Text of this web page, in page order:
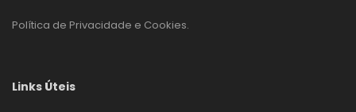
Política de Privacidade e Cookies.
Links Úteis